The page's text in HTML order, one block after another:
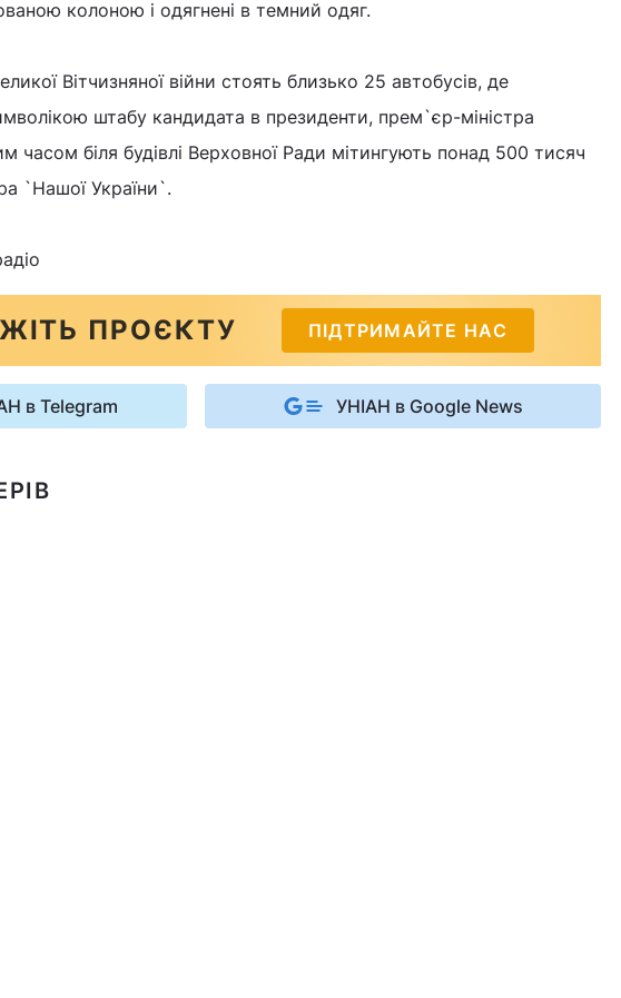
колоною і одягнені в темний одяг.
Вітчизняної війни стоять близько 25 автобусів, де
штабу кандидата в президенти, прем`єр-міністра
часом біля будівлі Верховної Ради мітингують понад 500 тисяч
`Нашої України`.
ПРОЄКТУ ПІДТРИМАЙТЕ НАС
в Telegram УНІАН в Google News